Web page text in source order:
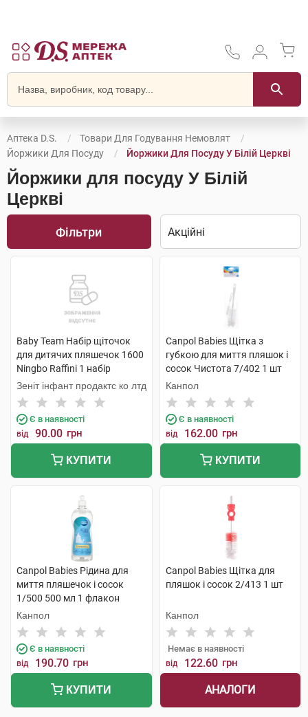
Аптека D.S.
Товари Для Годування Немовлят
Йоржики Для Посуду
Йоржики Для Посуду У Білій Церкві
Йоржики для посуду У Білій
Церкві
Фільтри
Baby Team Набір щіточок
для дитячих пляшечок 1600
Ningbo Raffini 1 набір
Зеніт інфант продактс ко лтд
Є в наявності
від 90.00 грн
КУПИТИ
Canpol Babies Щітка з
губкою для миття пляшок і
сосок Чистота 7/402 1 шт
Канпол
Є в наявності
від 162.00 грн
КУПИТИ
Canpol Babies Рідина для
миття пляшечок і сосок
1/500 500 мл 1 флакон
Канпол
Є в наявності
від 190.70 грн
КУПИТИ
Canpol Babies Щітка для
пляшок і сосок 2/413 1 шт
Канпол
Немає в наявності
від 122.60 грн
АНАЛОГИ